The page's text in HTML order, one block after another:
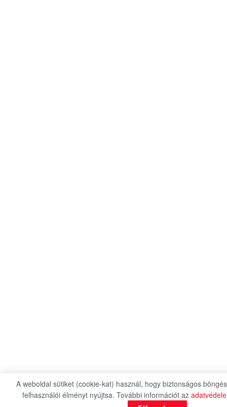
A weboldal sütiket (cookie-kat) használ, hogy biztonságos
felhasználói élményt nyújtsa. További információt az